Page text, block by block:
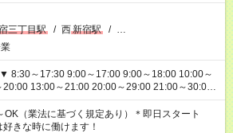
三丁目駅 / 西新宿駅 / …
～
20:00 13:00～21:00 20:00～29:00 21:00～30:00
場合があるのでご相談ください！ ご都合に合わ
案内します＾＾
OK（業法に基づく規定あり）＊即日スタート
きな時に働けます！